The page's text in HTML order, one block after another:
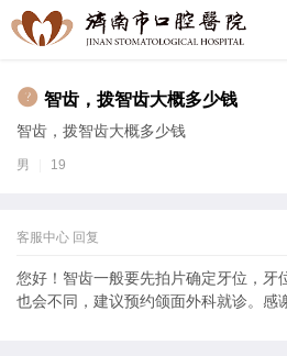
 智齿，拨智齿大概多少钱
智齿，拨智齿大概多少钱
男 19
客服中心 回复
您好！智齿一般要先拍片确定牙位，牙
也会不同，建议预约颌面外科就诊。感